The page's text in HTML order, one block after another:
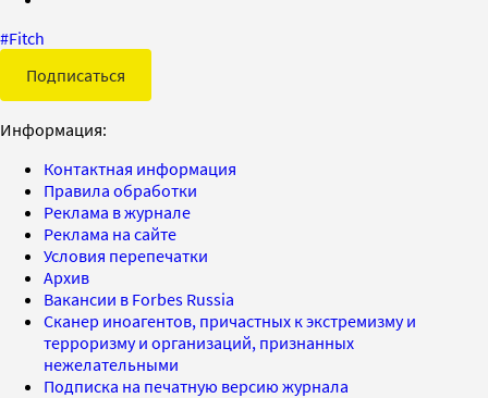
#Fitch
Подписаться
Информация:
Контактная информация
Правила обработки
Реклама в журнале
Реклама на сайте
Условия перепечатки
Архив
Вакансии в Forbes Russia
Сканер иноагентов, причастных к экстремизму и
терроризму и организаций, признанных
нежелательными
Подписка на печатную версию журнала